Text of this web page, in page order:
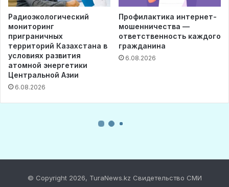
© Copyright 2026, TuraNews.kz Свидетельство СМИ